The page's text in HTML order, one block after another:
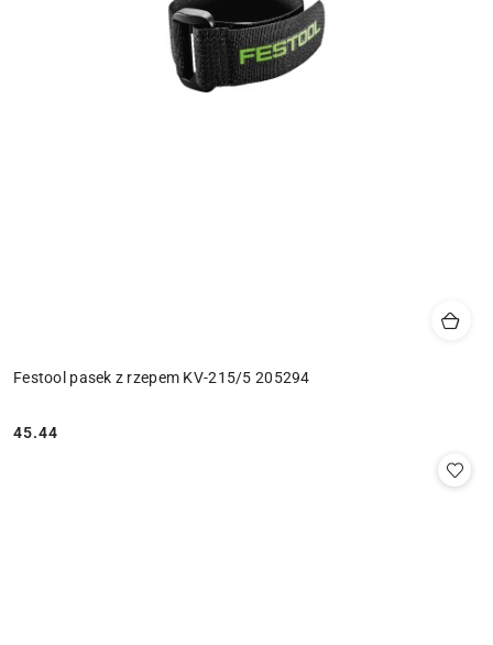
Festool pasek z rzepem KV-215/5 205294
Cena:
45.44